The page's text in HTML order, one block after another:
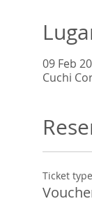
09 Feb
Cuchi
Ticket type